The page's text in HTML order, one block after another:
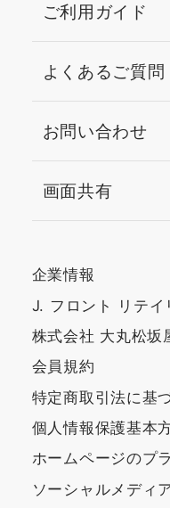
ご利用ガイド
よくあるご質問
お問い合わせ
画面共有
企業情報
J. フロント リテイ
株式会社 大丸松坂
会員規約
特定商取引法に基
個人情報保護基本
ホームページのプ
ソーシャルメディ